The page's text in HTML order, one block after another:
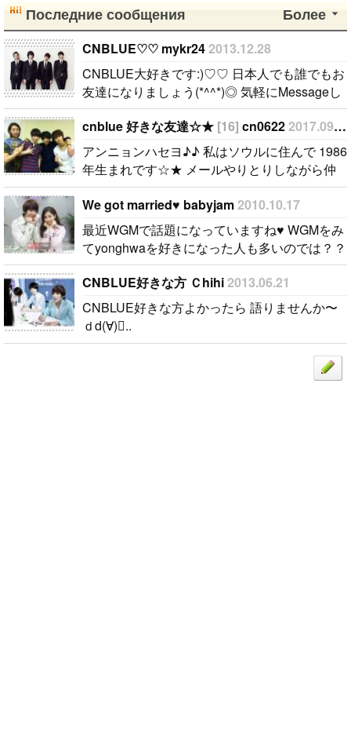
セヨ♪♪ 私は
ソウルに住ん
で 1986年生
まれです☆★
メールやりと
りしながら仲
良くする友達
を捜します♪
cnblue 好き
な友達なら大
歓迎です!! そ
れでは, メー
ル送ってくだ
さ..
Более
Последние сообщения
CNBLUE♡ ♡ mykr242013.12.28
CNBLUE大好きです:)♡ ♡ 日本人でも誰でもお
友達になりましょう(*^^*)◎ 気軽にMessageし
てね〜:D☆..
cnblue 好きな友達☆★ [16] cn06222017.09.19
アンニョンハセヨ♪♪ 私はソウルに住んで 1986
年生まれです☆★ メールやりとりしながら仲
良くする友達を捜します♪ cnblue 好きな友達
なら大歓迎です!! それでは, メール送ってくだ
さ..
We got married♥ babyjam2010.10.17
最近WGMで話題になっていますね♥ WGMをみ
てyonghwaを好きになった人も多いのでは？？
最近ではCNBLUEのメンバーもよく出てます!
だんだんお義姉さんと仲良くなってきてるよう
で・・・ こ..
CNBLUE好きな方 Ｃhihi2013.06.21
CNBLUE好きな方よかったら 語りませんか〜
ｄd(∀)..